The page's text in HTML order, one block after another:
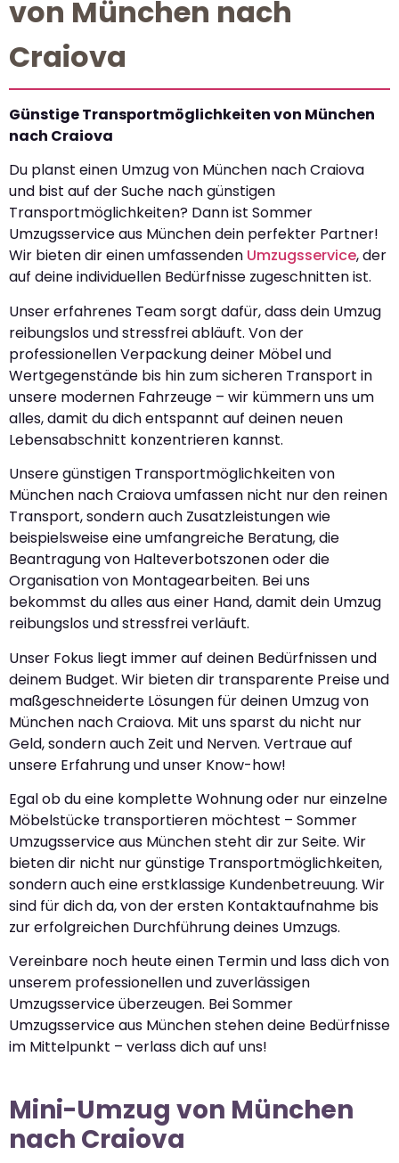
von München nach
Craiova
Günstige Transportmöglichkeiten von München
nach Craiova
Du planst einen Umzug von München nach Craiova
und bist auf der Suche nach günstigen
Transportmöglichkeiten? Dann ist Sommer
Umzugsservice aus München dein perfekter Partner!
Wir bieten dir einen umfassenden Umzugsservice, der
auf deine individuellen Bedürfnisse zugeschnitten ist.
Unser erfahrenes Team sorgt dafür, dass dein Umzug
reibungslos und stressfrei abläuft. Von der
professionellen Verpackung deiner Möbel und
Wertgegenstände bis hin zum sicheren Transport in
unsere modernen Fahrzeuge – wir kümmern uns um
alles, damit du dich entspannt auf deinen neuen
Lebensabschnitt konzentrieren kannst.
Unsere günstigen Transportmöglichkeiten von
München nach Craiova umfassen nicht nur den reinen
Transport, sondern auch Zusatzleistungen wie
beispielsweise eine umfangreiche Beratung, die
Beantragung von Halteverbotszonen oder die
Organisation von Montagearbeiten. Bei uns
bekommst du alles aus einer Hand, damit dein Umzug
reibungslos und stressfrei verläuft.
Unser Fokus liegt immer auf deinen Bedürfnissen und
deinem Budget. Wir bieten dir transparente Preise und
maßgeschneiderte Lösungen für deinen Umzug von
München nach Craiova. Mit uns sparst du nicht nur
Geld, sondern auch Zeit und Nerven. Vertraue auf
unsere Erfahrung und unser Know-how!
Egal ob du eine komplette Wohnung oder nur einzelne
Möbelstücke transportieren möchtest – Sommer
Umzugsservice aus München steht dir zur Seite. Wir
bieten dir nicht nur günstige Transportmöglichkeiten,
sondern auch eine erstklassige Kundenbetreuung. Wir
sind für dich da, von der ersten Kontaktaufnahme bis
zur erfolgreichen Durchführung deines Umzugs.
Vereinbare noch heute einen Termin und lass dich von
unserem professionellen und zuverlässigen
Umzugsservice überzeugen. Bei Sommer
Umzugsservice aus München stehen deine Bedürfnisse
im Mittelpunkt – verlass dich auf uns!
Mini-Umzug von München
nach Craiova